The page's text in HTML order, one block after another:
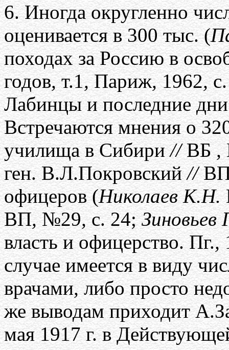
6.Иногда округленно
оценивается в 300 тыс. (
походах за Россию в
годов,т.1,Париж,1962,
Лабинцы и последние
Встречаются мнения о
училища в Сибири//ВБ,
ген. В.Л.Покровский//
офицеров (Николаев К.Н.
ВП,№29,с. 24;Зиновьев
власть и офицерство. Пг.,
случае имеется в виду
врачами,либо просто
же выводам приходит
мая 1917 г. в